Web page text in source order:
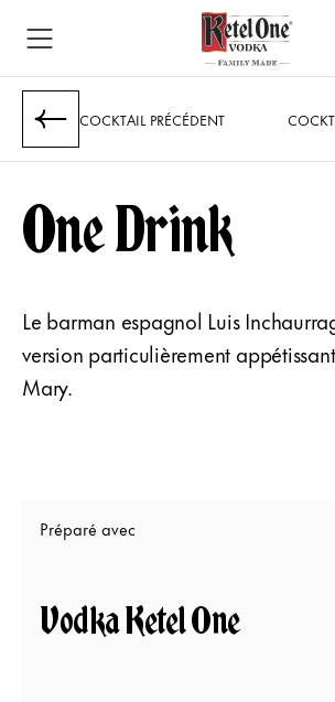
COCKTAIL PRÉCÉDENT
One Drink
Le barman espagnol Luis
version particulièrement
Mary.
Préparé avec
Vodka Ketel One